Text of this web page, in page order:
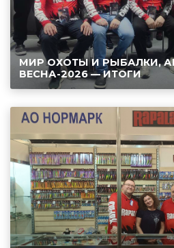
МИР ОХОТЫ И РЫБАЛКИ,
ВЕСНА-2026 — ИТОГИ